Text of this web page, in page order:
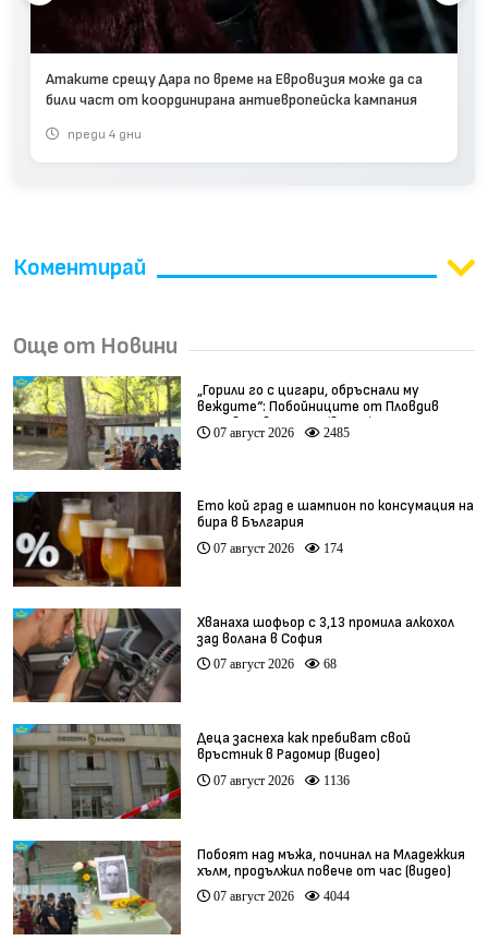
Атаките срещу Дара по време на Евровизия може да са
били част от координирана антиевропейска кампания
преди 4 дни
Коментирай
Още от Новини
„Горили го с цигари, обръснали му
веждите“: Побойниците от Пловдив
остават в ареста (видео)
07 август 2026 2485
Ето кой град е шампион по консумация на
бира в България
07 август 2026 174
Хванаха шофьор с 3,13 промила алкохол
зад волана в София
07 август 2026 68
Деца заснеха как пребиват свой
връстник в Радомир (видео)
07 август 2026 1136
Побоят над мъжа, починал на Младежкия
хълм, продължил повече от час (видео)
07 август 2026 4044